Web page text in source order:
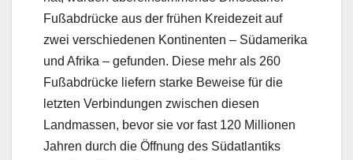
Fußabdrücke aus der frühen Kreidezeit auf
zwei verschiedenen Kontinenten – Südamerika
und Afrika – gefunden. Diese mehr als 260
Fußabdrücke liefern starke Beweise für die
letzten Verbindungen zwischen diesen
Landmassen, bevor sie vor fast 120 Millionen
Jahren durch die Öffnung des Südatlantiks